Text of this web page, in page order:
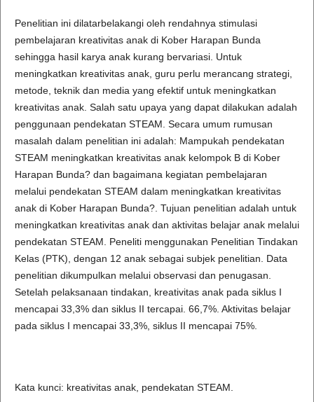
Penelitian ini dilatarbelakangi oleh rendahnya stimulasi
pembelajaran kreativitas anak di Kober Harapan Bunda
sehingga hasil karya anak kurang bervariasi. Untuk
meningkatkan kreativitas anak, guru perlu merancang strategi,
metode, teknik dan media yang efektif untuk meningkatkan
kreativitas anak. Salah satu upaya yang dapat dilakukan adalah
penggunaan pendekatan STEAM. Secara umum rumusan
masalah dalam penelitian ini adalah: Mampukah pendekatan
STEAM meningkatkan kreativitas anak kelompok B di Kober
Harapan Bunda? dan bagaimana kegiatan pembelajaran
melalui pendekatan STEAM dalam meningkatkan kreativitas
anak di Kober Harapan Bunda?. Tujuan penelitian adalah untuk
meningkatkan kreativitas anak dan aktivitas belajar anak melalui
pendekatan STEAM. Peneliti menggunakan Penelitian Tindakan
Kelas (PTK), dengan 12 anak sebagai subjek penelitian. Data
penelitian dikumpulkan melalui observasi dan penugasan.
Setelah pelaksanaan tindakan, kreativitas anak pada siklus I
mencapai 33,3% dan siklus II tercapai. 66,7%. Aktivitas belajar
pada siklus I mencapai 33,3%, siklus II mencapai 75%.
Kata kunci: kreativitas anak, pendekatan STEAM.